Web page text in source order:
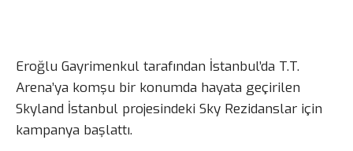
Eroğlu Gayrimenkul tarafından İstanbul’da T.T.
Arena’ya komşu bir konumda hayata geçirilen
Skyland İstanbul projesindeki Sky Rezidanslar için
kampanya başlattı.